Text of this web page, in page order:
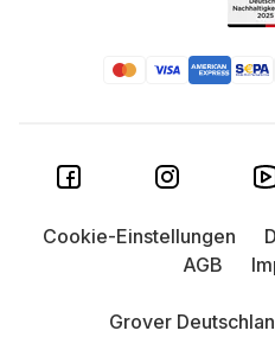
Grover
Cookie-Einstellungen
AGB